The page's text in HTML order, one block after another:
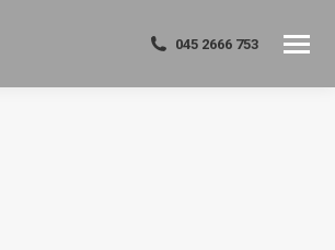
045 2666 753